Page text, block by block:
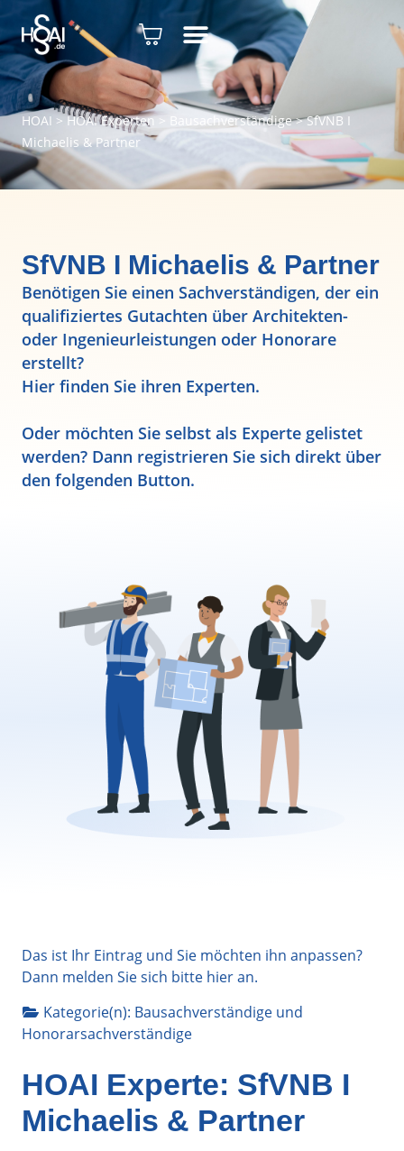
HOAI > HOAI Experten> Bausachverständige>SfVNB I
Michaelis & Partner
SfVNB I Michaelis & Partner
Benötigen Sie einen Sachverständigen, der ein
qualifiziertes Gutachten über Architekten-
oder Ingenieurleistungen oder Honorare
erstellt?
Hier finden Sie ihren Experten.
Oder möchten Sie selbst als Experte gelistet
werden? Dann registrieren Sie sich direkt über
den folgenden Button.
Das ist Ihr Eintrag und Sie möchten ihn anpassen?
Dann melden Sie sich bitte hieran.
Kategorie(n): Bausachverständige und
Honorarsachverständige
HOAI Experte: SfVNB I
Michaelis & Partner